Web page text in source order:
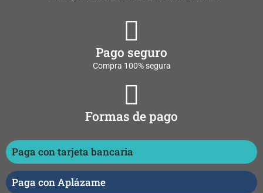
Pago seguro
Compra 100% segura
Formas de pago
Paga con tarjeta bancaria
Paga con Aplázame